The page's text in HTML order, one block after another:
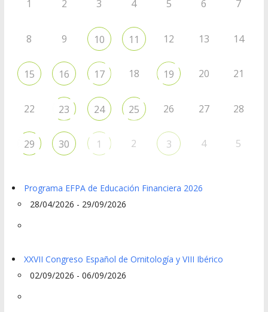
1 2 3 4 5 6 7
8 9 10 11 12 13 14
15 16 17 18 19 20 21
22 23 24 25 26 27 28
29 30 1 2 3 4 5
Programa EFPA de Educación Financiera 2026
28/04/2026 - 29/09/2026
XXVII Congreso Español de Ornitología y VIII Ibérico
02/09/2026 - 06/09/2026